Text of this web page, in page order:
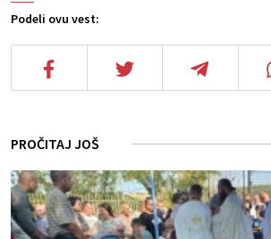
Podeli ovu vest:
PROČITAJ JOŠ